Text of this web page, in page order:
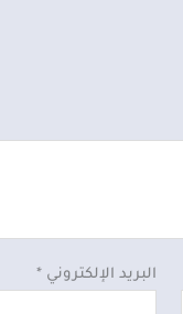
البريد الإلكتروني *